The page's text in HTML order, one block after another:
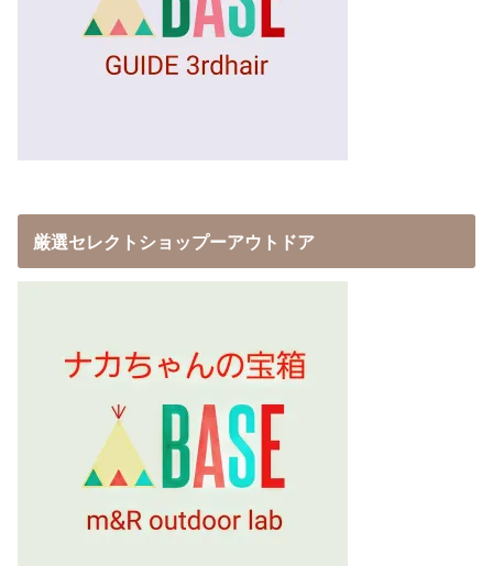
厳選セレクトショップーアウトドア